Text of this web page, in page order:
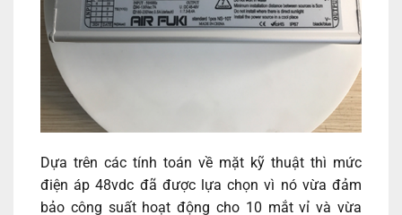
Dựa trên các tính toán về mặt kỹ thuật thì mức
điện áp 48vdc đã được lựa chọn vì nó vừa đảm
bảo công suất hoạt động cho 10 mắt vỉ và vừa